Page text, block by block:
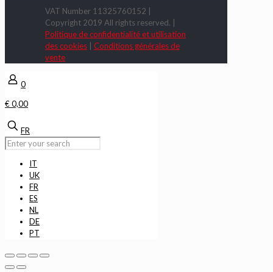
VAT Number 11325760152 |
Copyright 2019 All rights reserved. |
Politique de confidentialité et utilisation
des cookies
Conditions générales de
vente
0
€ 0,00
FR
IT
UK
FR
ES
NL
DE
PT